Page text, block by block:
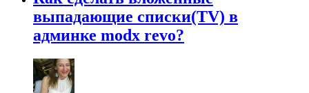
выпадающие списки(TV) в
админке modx revo?